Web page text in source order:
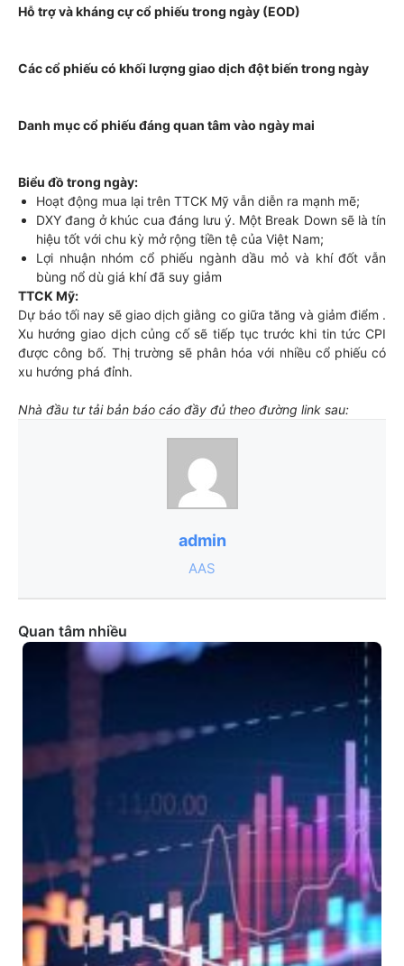
Hỗ trợ và kháng cự cổ phiếu trong ngày (EOD)
Các cổ phiếu có khối lượng giao dịch đột biến trong ngày
Danh mục cổ phiếu đáng quan tâm vào ngày mai
Biểu đồ trong ngày:
Hoạt động mua lại trên TTCK Mỹ vẫn diễn ra mạnh mẽ;
DXY đang ở khúc cua đáng lưu ý. Một Break Down sẽ là tín
hiệu tốt với chu kỳ mở rộng tiền tệ của Việt Nam;
Lợi nhuận nhóm cổ phiếu ngành dầu mỏ và khí đốt vẫn
bùng nổ dù giá khí đã suy giảm
TTCK Mỹ:
Dự báo tối nay sẽ giao dịch giằng co giữa tăng và giảm điểm .
Xu hướng giao dịch củng cố sẽ tiếp tục trước khi tin tức CPI
được công bố. Thị trường sẽ phân hóa với nhiều cổ phiếu có
xu hướng phá đỉnh.
Nhà đầu tư tải bản báo cáo đầy đủ theo đường link sau:
admin
AAS
Quan tâm nhiều